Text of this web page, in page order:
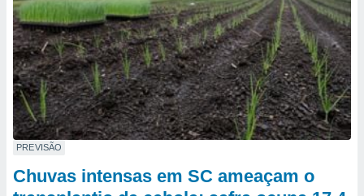
PREVISÃO
Chuvas intensas em SC ameaçam o